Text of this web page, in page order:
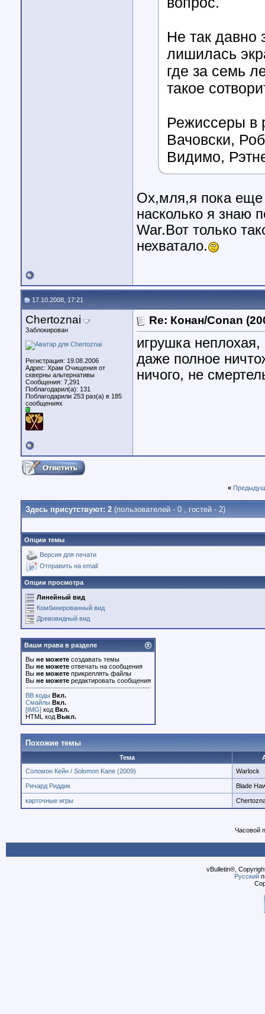
Не так давно
лишилась
где за семь
такое
Режиссеры в
Вачовски,
Видимо,
Ох,мля,я пока еще
насколько я знаю
War.Вот только
нехватало.
17.10.2008, 17:21
Chertoznai
Заблокирован
Регистрация: 19.08.2006
Адрес: Храм Очищения от
скверны альтернативы
Сообщения: 7,291
Поблагодарил(а): 131
Поблагодарили 253 раз(а) в 185
сообщениях
Re: Конан/Conan
игрушка
даже полное
ничого, не
«
Здесь присутствуют: 2 (пользователей - 0 , гостей - 2)
Опции темы
Версия для печати
Отправить на email
Опции просмотра
Линейный вид
Комбинированный вид
Древовидный вид
Ваши права в разделе
Вы не можете создавать темы
Вы не можете отвечать на сообщения
Вы не можете прикреплять файлы
Вы не можете редактировать сообщения
BB коды Вкл.
Смайлы Вкл.
[IMG] код Вкл.
HTML код Выкл.
Похожие темы
Тема
Cоломон Кейн / Solomon Kane (2009)
Warlock
Ричард Риддик Blade
карточные игры
Часовой
vBulletin®,
Русский